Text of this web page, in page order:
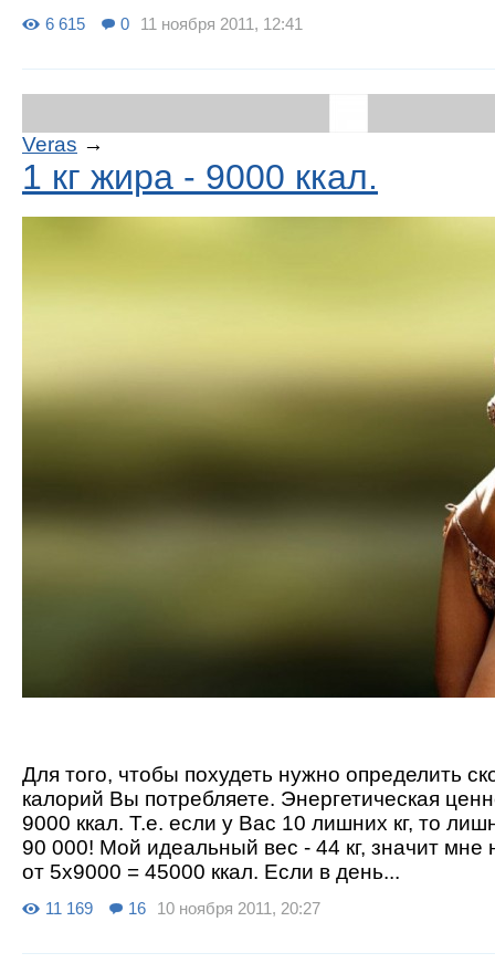
6 615 0 11 ноября 2011, 12:41
Veras →
1 кг жира - 9000 ккал.
Для того, чтобы похудеть нужно определить
калорий Вы потребляете. Энергетическая
9000 ккал. Т.е. если у Вас 10 лишних кг, то
90 000! Мой идеальный вес - 44 кг, значит мне
от 5х9000 = 45000 ккал. Если в день...
11 169 16 10 ноября 2011, 20:27